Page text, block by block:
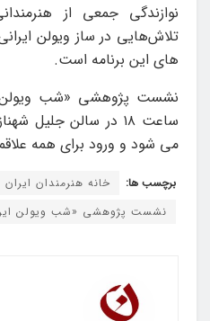
نوازندگی جمعی از
تلاش‌هایی در ساز ویولن
های این برنامه است.
ساعت ۱۸ در سالن جلیل
می شود و ورود برای همه
برچسب ها:
خانه هنرمندان ایران
نشست پژوهشی «شب ویولن